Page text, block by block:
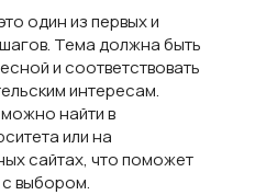
один из первых и
Тема должна быть
и соответствовать
интересам.
найти в
или на
сайтах, что поможет
выбором.